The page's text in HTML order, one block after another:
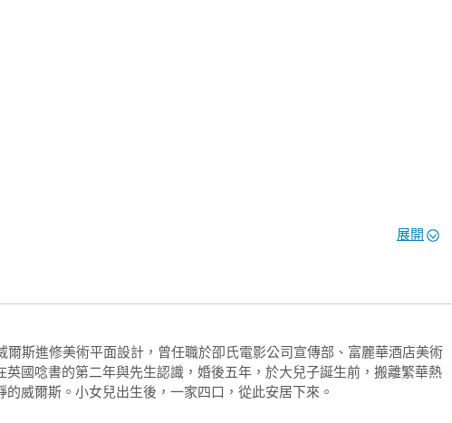
展開
爾斯進修美術平面設計，曾任職於卲氏電影公司宣傳部、富麗華酒店美術
英國唸書的第二年與先生認識，婚後五年，於大兒子誕生前，搬離繁華熱
的威爾斯。小女兒出生後，一家四口，從此安居下來。